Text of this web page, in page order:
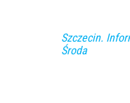
Szczecin.
Środa